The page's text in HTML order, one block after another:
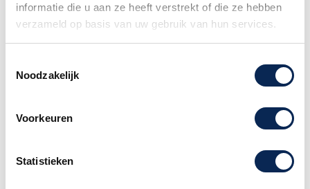
informatie die u aan ze heeft verstrekt of die ze hebben
verzameld op basis van uw gebruik van hun services.
Noodzakelijk
Voorkeuren
Statistieken
Item 1-2 van 2 in totaal item(s)
Terug naar boven
abonneer u op onze nieuwsbrief!